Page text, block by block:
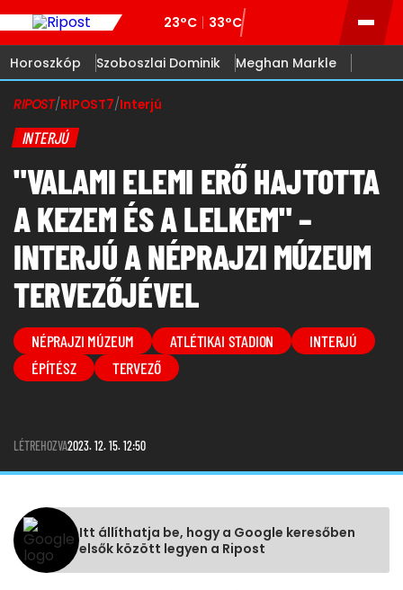
23°C 33°C
Horoszkóp Szoboszlai Dominik Meghan Markle
RIPOST/RIPOST7/Interjú
INTERJÚ
"VALAMI ELEMI ERŐ HAJTOTTA
A KEZEM ÉS A LELKEM" –
INTERJÚ A NÉPRAJZI MÚZEUM
TERVEZŐJÉVEL
NÉPRAJZI MÚZEUM ATLÉTIKAI STADION
INTERJÚ
ÉPÍTÉSZ
TERVEZŐ
LÉTREHOZVA2023. 12. 15. 12:50
Itt állíthatja be, hogy a Google keresőben
elsők között legyen a Ripost